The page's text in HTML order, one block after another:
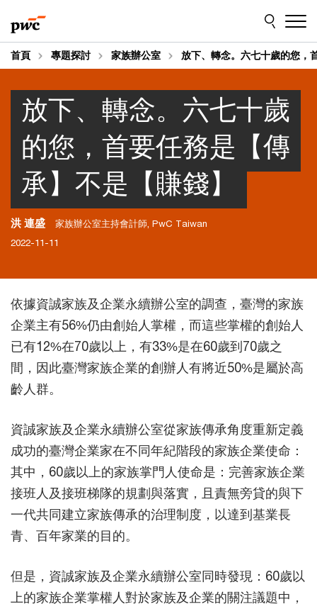
to
content
to
footer
首頁 專題探討 家族辦公室 放下、轉念。六七十歲的您，
放下、轉念。六七十歲
的您，首要任務是【傳
承】不是【賺錢】
洪 連盛
家族辦公室主持會計師, PwC Taiwan
2022-11-11
依據資誠家族及企業永續辦公室的調查，臺灣的家族
企業主有56%仍由創始人掌權，而這些掌權的創始人
已有12%在70歲以上，有33%是在60歲到70歲之
間，因此臺灣家族企業的創辦人有將近50%是屬於高
齡人群。
資誠家族及企業永續辦公室從家族傳承角度重新定義
成功的臺灣企業家在不同年紀階段的家族企業使命：
其中，60歲以上的家族掌門人使命是：完善家族企業
接班人及接班梯隊的規劃與落實，且責無旁貸的與下
一代共同建立家族傳承的治理制度，以達到基業長
青、百年家業的目的。
但是，資誠家族及企業永續辦公室同時發現：60歲以
上的家族企業掌權人對於家族及企業的關注議題中，